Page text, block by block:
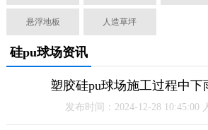
悬浮地板 人造草坪
硅pu球场资讯
塑胶硅pu球场施工过程中下
发布时间：2024-12-28 10:45:00